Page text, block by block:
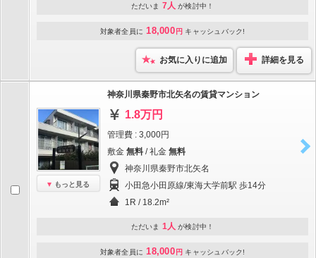
ただいま 7人 が検討中！
対象者全員に 18,000 円 キャッシュバック!
お気に入りに追加 詳細を見る
もっと見る
神奈川県秦野市北矢名の賃貸マンション
1.8万円
管理費 : 3,000円
敷金 無料 / 礼金 無料
神奈川県秦野市北矢名
小田急小田原線/東海大学前駅 歩14分
1R / 18.2m²
ただいま 1人 が検討中！
対象者全員に 18,000 円 キャッシュバック!